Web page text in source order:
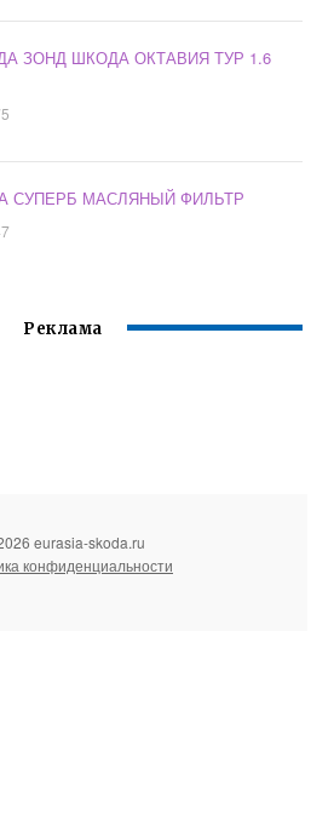
ЗОНД ШКОДА ОКТАВИЯ ТУР 1.6
СУПЕРБ МАСЛЯНЫЙ ФИЛЬТР
Реклама
eurasia-skoda.ru
конфиденциальности